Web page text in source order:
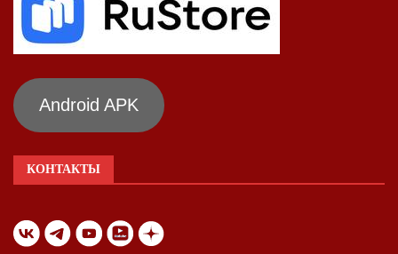
Android APK
КОНТАКТЫ